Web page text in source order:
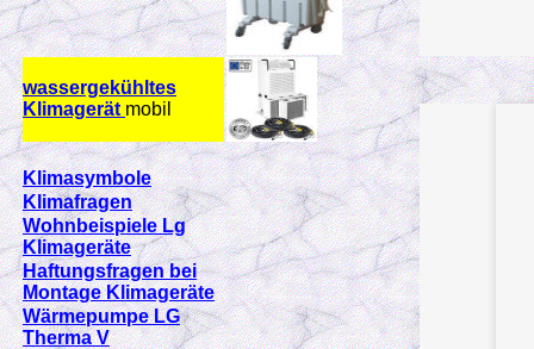
wassergekühltes
Klimagerät mobil
Klimasymbole
Klimafragen
Wohnbeispiele Lg
Klimageräte
Haftungsfragen bei
Montage Klimageräte
Wärmepumpe LG
Therma V